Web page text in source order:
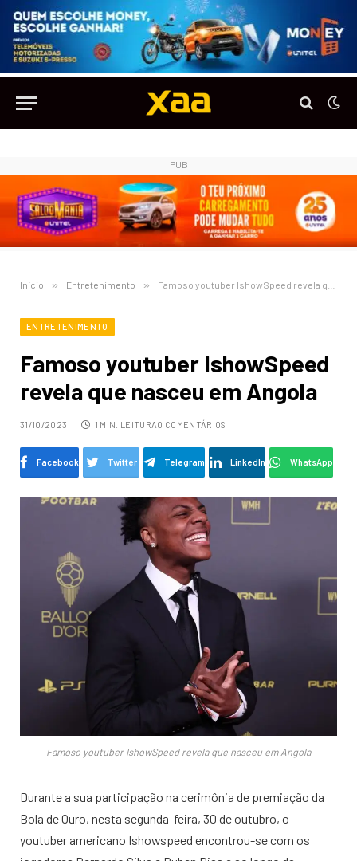
PUB
Início » Entretenimento » Famoso youtuber IshowSpeed revela que nasceu em Angola
ENTRETENIMENTO
Famoso youtuber IshowSpeed
revela que nasceu em Angola
31/10/2023 1 MIN. LEITURA0 COMENTÁRIOS
Facebook Twitter Telegram LinkedIn WhatsApp
Famoso youtuber IshowSpeed revela que nasceu em Angola
Durante a sua participação na cerimônia de premiação da
Bola de Ouro, nesta segunda-feira, 30 de outubro, o
youtuber americano Ishowspeed encontrou-se com os